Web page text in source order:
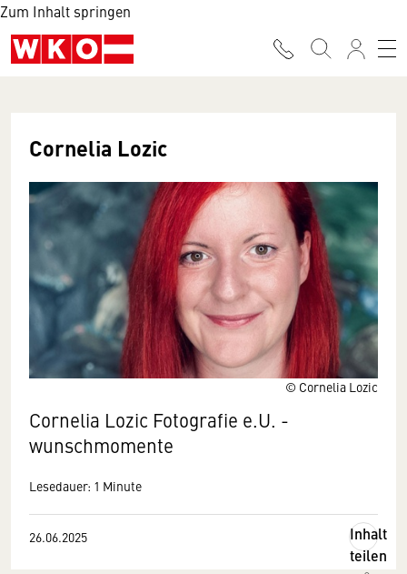
Zum Inhalt springen
© Cornelia Lozic
Cornelia Lozic
Cornelia Lozic Fotografie e.U. -
wunschmomente
Lesedauer: 1 Minute
26.06.2025
Inhalt
teilen